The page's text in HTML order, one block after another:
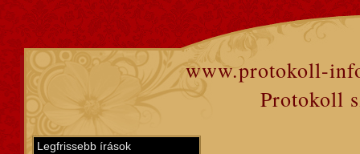
www.protokoll-
Protokoll
Legfrissebb írások